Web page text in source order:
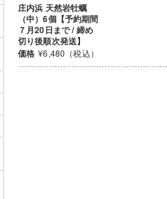
庄内浜 天然岩牡蠣
（中）6個【予約期間
７月20日まで / 締め
切り後順次発送】
価格 ¥6,480（税込）